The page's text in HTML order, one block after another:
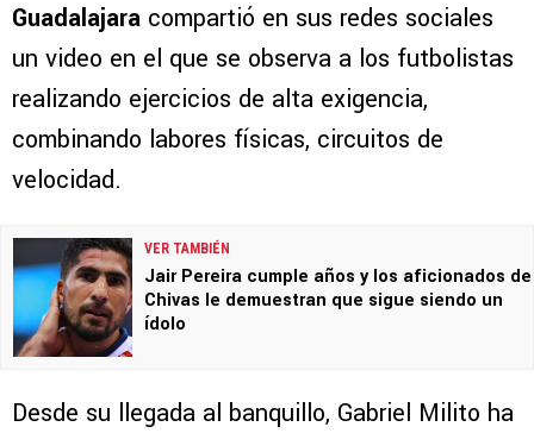
Guadalajara compartió en sus redes sociales
un video en el que se observa a los futbolistas
realizando ejercicios de alta exigencia,
combinando labores físicas, circuitos de
velocidad.
VER TAMBIÉN
Jair Pereira cumple años y los aficionados de
Chivas le demuestran que sigue siendo un
ídolo
Desde su llegada al banquillo, Gabriel Milito ha